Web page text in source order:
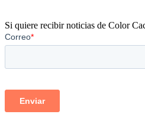
Si quiere recibir noticias de Color